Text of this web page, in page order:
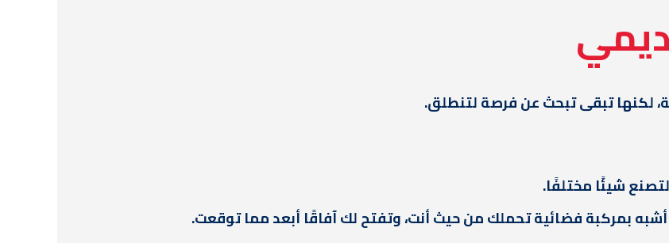
لكنها تبقى تبحث عن فرصة لتنطلق.
أشبه بمركبة فضائية تحملك من حيث أنت، وتفتح لك آفاقًا أبعد مما توقعت.